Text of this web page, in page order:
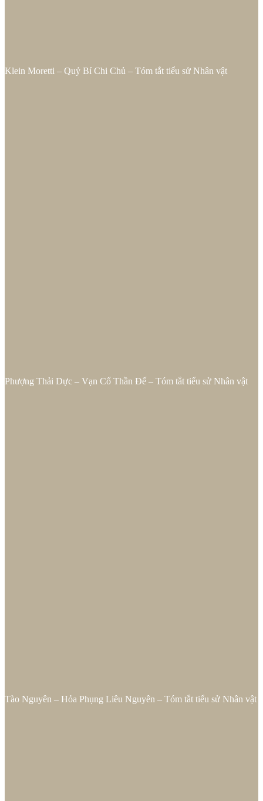
Klein Moretti – Quỷ Bí Chi Chủ – Tóm tắt tiểu sử Nhân vật
Phượng Thải Dực – Vạn Cổ Thần Đế – Tóm tắt tiểu sử Nhân vật
Tào Nguyên – Hỏa Phụng Liêu Nguyên – Tóm tắt tiểu sử Nhân vật